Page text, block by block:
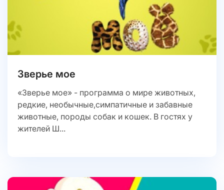
Зверье мое
«Зверье мое» - программа о мире животных,
редкие, необычные,симпатичные и забавные
животные, породы собак и кошек. В гостях у
жителей Ш...